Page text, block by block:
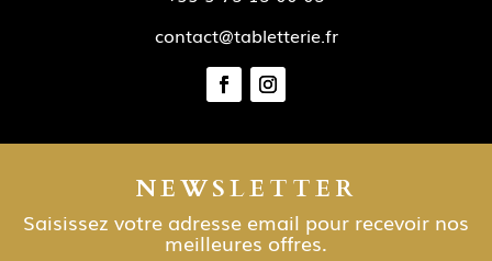
contact@tabletterie.fr
NEWSLETTER
Saisissez votre adresse email pour recevoir nos
meilleures offres.